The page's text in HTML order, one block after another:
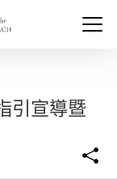
引宣導暨